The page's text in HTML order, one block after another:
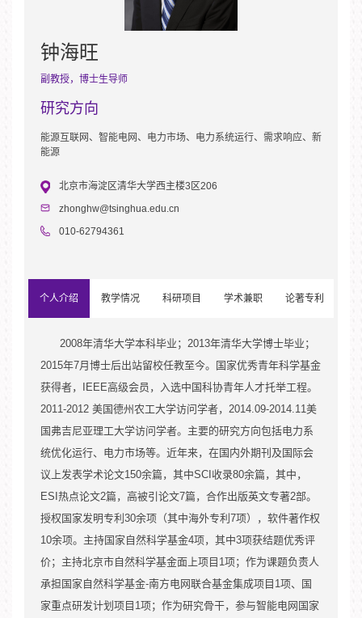
钟海旺
副教授，博士生导师
研究方向
能源互联网、智能电网、电力市场、电力系统运行、需求响应、新
能源
北京市海淀区清华大学西主楼3区206
zhonghw@tsinghua.edu.cn
010-62794361
个人介绍 教学情况 科研项目 学术兼职 论著专利
2008年清华大学本科毕业； 2013年清华大学博士毕业；
2015年7月博士后出站留校任教至今。国家优秀青年科学基金
获得者，
IEEE高级会员，入选中国科协青年人才托举工程。
2011-2012 美国德州农工大学访问学者， 2014.09-2014.11美
国弗吉尼亚理工大学访问学者。主要的研究方向包括电力系
统优化运行、电力市场等。近年来，在国内外期刊及国际会
议上发表学术论文150余篇，其中SCI 收录80余篇，其中，
ESI 热点论文2篇，高被引论文7篇，合作出版英文专著2部。
授权国家发明专利 30余项（其中海外专利 7项），软件著作权
10余项。主持国家自然科学基金4项，其中3项获结题优秀评
价；主持北京市自然科学基金面上项目 1项；作为课题负责人
承担国家自然科学基金-南方电网联合基金集成项目 1项、国
家重点研发计划项目 1项；作为研究骨干，参与智能电网国家
32
32
2024
2023
2022
2020
2019
2018
1、纵向项目
https://thurid.lib.tsinghua.edu.cn/scholar/654087
1、国际期刊论文选